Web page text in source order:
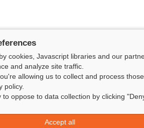
cookies, Javascript libraries and our
and analyze site traffic.
allowing us to collect and process
policy.
to oppose to data collection by clicking
Accept all